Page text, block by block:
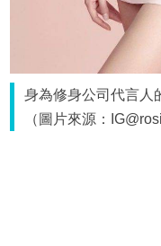
身為修身公司代言人
（圖片來源：